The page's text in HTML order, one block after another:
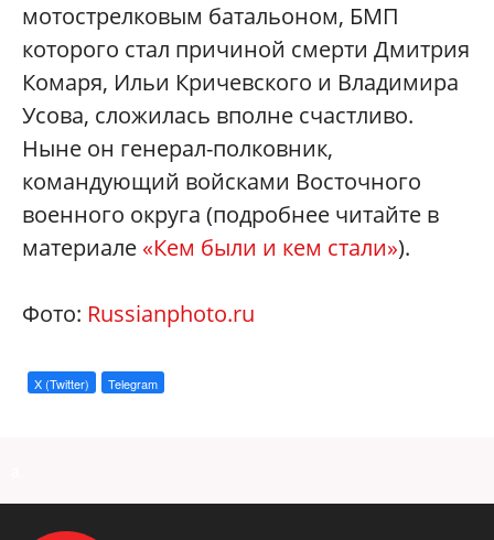
мотострелковым батальоном, БМП
которого стал причиной смерти Дмитрия
Комаря, Ильи Кричевского и Владимира
Усова, сложилась вполне счастливо.
Ныне он генерал-полковник,
командующий войсками Восточного
военного округа (подробнее читайте в
материале «Кем были и кем стали»).
Фото: Russianphoto.ru
X (Twitter) Telegram